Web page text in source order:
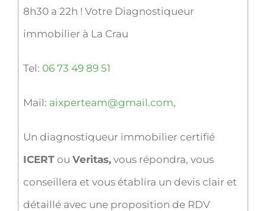
8h30 a 22h ! Votre Diagnostiqueur
immobilier à La Crau
Tel: 06 73 49 89 51
Mail: aixperteam@gmail.com,
Un diagnostiqueur immobilier certifié
ICERTou Veritas,vous répondra, vous
conseillera et vous établira un devis clair et
détaillé avec une proposition de RDV